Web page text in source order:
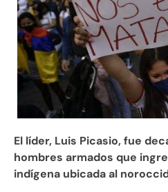
El líder, Luis Picasio, fue
hombres armados que
indígena ubicada al